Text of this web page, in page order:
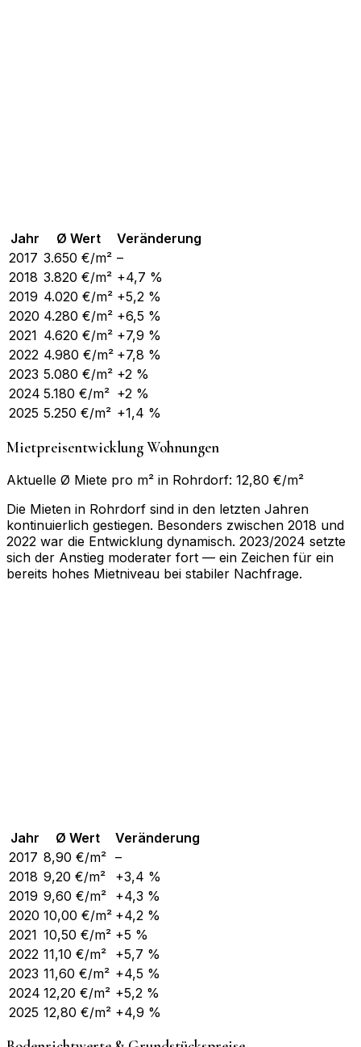
Jahr Ø Wert
Veränderung
2017 3.650 €/m² –
2018 3.820 €/m² +4,7 %
2019 4.020 €/m² +5,2 %
2020 4.280 €/m² +6,5 %
2021 4.620 €/m² +7,9 %
2022 4.980 €/m² +7,8 %
2023 5.080 €/m² +2 %
2024 5.180 €/m² +2 %
2025 5.250 €/m² +1,4 %
Mietpreisentwicklung Wohnungen
Aktuelle Ø Miete pro m² in Rohrdorf: 12,80 €/m²
Die Mieten in Rohrdorf sind in den letzten Jahren
kontinuierlich gestiegen. Besonders zwischen 2018 und
2022 war die Entwicklung dynamisch. 2023/2024 setzte
sich der Anstieg moderater fort — ein Zeichen für ein
bereits hohes Mietniveau bei stabiler Nachfrage.
Jahr Ø Wert
Veränderung
2017 8,90 €/m² –
2018 9,20 €/m²
+3,4 %
2019 9,60 €/m² +4,3 %
2020 10,00 €/m² +4,2 %
2021 10,50 €/m² +5 %
2022 11,10 €/m² +5,7 %
2023 11,60 €/m² +4,5 %
2024 12,20 €/m² +5,2 %
2025 12,80 €/m² +4,9 %